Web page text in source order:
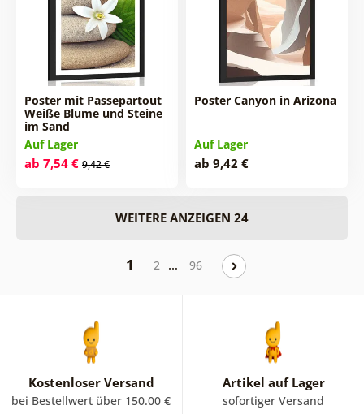
Poster mit Passepartout
Weiße Blume und Steine
im Sand
Auf Lager
ab 7,54 € 9,42 €
Poster Canyon in Arizona
Auf Lager
ab 9,42 €
WEITERE ANZEIGEN 24
1 2 … 96
Kostenloser Versand
bei Bestellwert über 150.00 €
Artikel auf Lager
sofortiger Versand